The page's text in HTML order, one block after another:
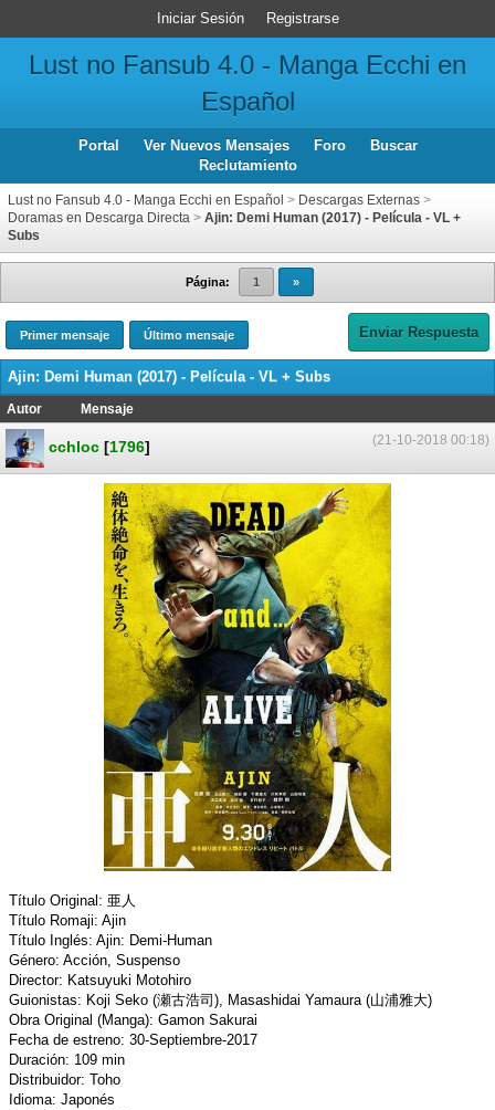
Iniciar Sesión Registrarse
Lust no Fansub 4.0 - Manga Ecchi en
Español
Portal Ver Nuevos Mensajes Foro
Buscar
Reclutamiento
Lust no Fansub 4.0 - Manga Ecchi en Español > Descargas Externas >
Doramas en Descarga Directa > Ajin: Demi Human (2017) - Película - VL +
Subs
Página: 1 »
Primer mensaje Último mensaje Enviar Respuesta
Ajin: Demi Human (2017) - Película - VL + Subs
Autor
Mensaje
(21-10-2018 00:18)
cchloc [1796]
Título Original: 亜人
Título Romaji: Ajin
Título Inglés: Ajin: Demi-Human
Género: Acción, Suspenso
Director: Katsuyuki Motohiro
Guionistas: Koji Seko (瀬古浩司), Masashidai Yamaura (山浦雅大)
Obra Original (Manga): Gamon Sakurai
Fecha de estreno: 30-Septiembre-2017
Duración: 109 min
Distribuidor: Toho
Idioma: Japonés